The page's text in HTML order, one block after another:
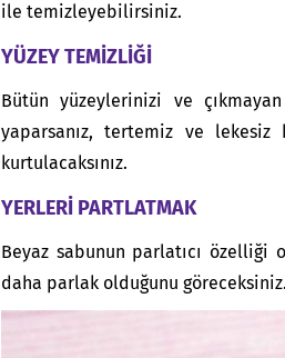
ile temizleyebilirsiniz.
YÜZEY TEMİZLİĞİ
Bütün yüzeylerinizi ve
yaparsanız, tertemiz ve lekesiz
kurtulacaksınız.
YERLERİ PARTLATMAK
Beyaz sabunun parlatıcı
daha parlak olduğunu göreceksiniz.